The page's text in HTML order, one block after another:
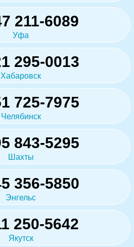
211-6089
Уфа
295-0013
Хабаровск
725-7975
Челябинск
843-5295
Шахты
356-5850
Энгельс
250-5642
Якутск